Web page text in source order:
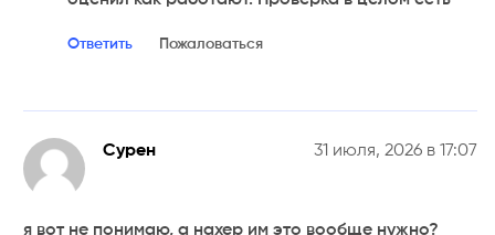
Ответить Пожаловаться
Сурен 31 июля, 2026 в 17:07
я вот не понимаю, а нахер им это вообще нужно?